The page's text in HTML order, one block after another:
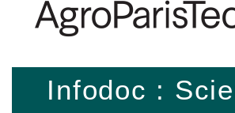
Infodoc :